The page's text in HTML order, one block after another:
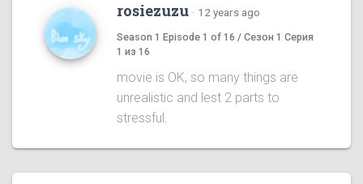
rosiezuzu · 12 years ago
Season 1 Episode 1 of 16 / Сезон 1 Серия
1 из 16
movie is OK, so many things are
unrealistic and lest 2 parts to
stressful.